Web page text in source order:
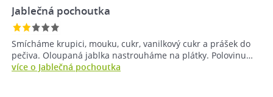
Jablečná pochoutka
Smícháme krupici, mouku, cukr, vanilkový cukr a prášek do
pečiva. Oloupaná jablka nastrouháme na plátky. Polovinu…
více o Jablečná pochoutka